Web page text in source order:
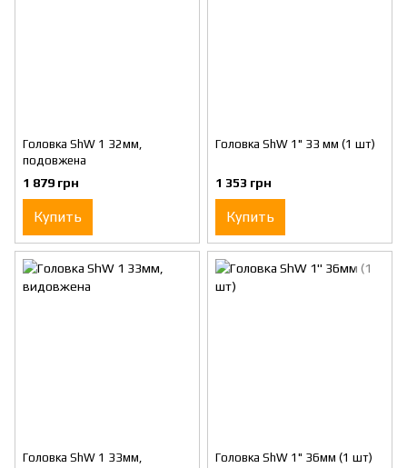
Головка ShW 1 32мм,
подовжена
1 879 грн
Купить
Головка ShW 1" 33 мм (1 шт)
1 353 грн
Купить
Головка ShW 1 33мм,
Головка ShW 1" 36мм (1 шт)